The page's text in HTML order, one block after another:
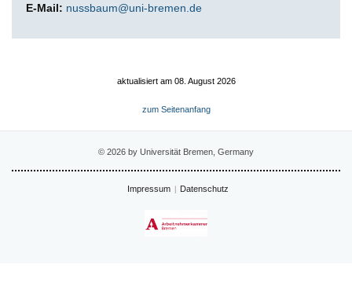
E-Mail: nussbaum@uni-bremen.de
aktualisiert am 08. August 2026
zum Seitenanfang
© 2026 by Universität Bremen, Germany
Impressum Datenschutz